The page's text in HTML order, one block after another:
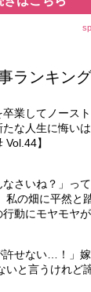
ランキング
業してノース
たな人生に悔い
】
なさいね？」っ
私の畑に平然と
動にモヤモヤ
許せない…！」
いと言うけれど